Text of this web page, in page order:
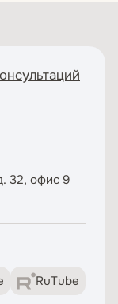
32, офис 9
RuTube